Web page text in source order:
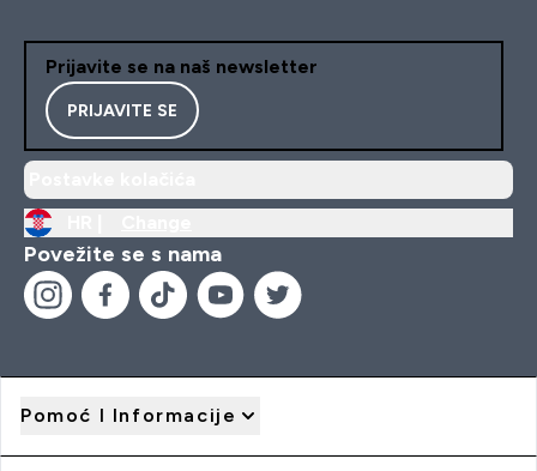
Prijavite se na naš newsletter
PRIJAVITE SE
Povežite se s nama
Pomoć I Informacije